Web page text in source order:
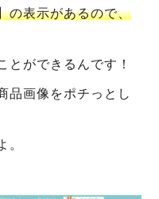
表示があるので、
とができるんです！
品画像をポチっとし
。